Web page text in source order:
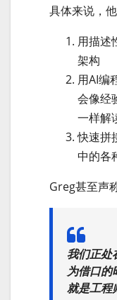
具体来说，
用描述
架构
用AI编
会像经
一样解
快速拼
中的各
Greg甚至声
我们正处
为借口的
就是工程